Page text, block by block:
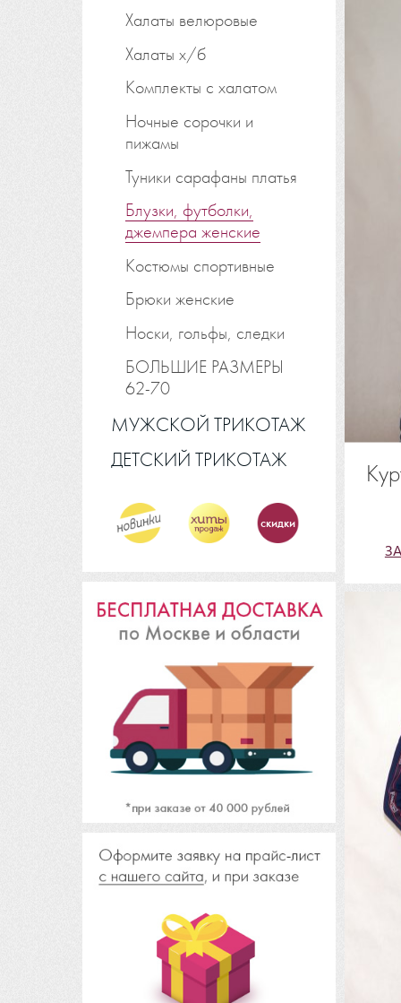
Халаты велюровые
Халаты х/б
Комплекты с халатом
Ночные сорочки и
пижамы
Туники сарафаны платья
Блузки, футболки,
джемпера женские
Костюмы спортивные
Брюки женские
Носки, гольфы, следки
БОЛЬШИЕ РАЗМЕРЫ
62-70
МУЖСКОЙ ТРИКОТАЖ
ДЕТСКИЙ ТРИКОТАЖ
скидки